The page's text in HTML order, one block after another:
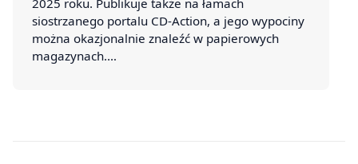
siostrzanego portalu CD-Action, a jego wypociny
można okazjonalnie znaleźć w papierowych
magazynach.…